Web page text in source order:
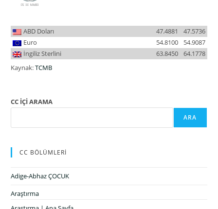
ABD Doları 47.5736
47.4881
Euro
54.9087
54.8100
İngiliz Sterlini
64.1778
63.8450
Kaynak:TCMB
CC İÇİ ARAMA
ARA
CC BÖLÜMLERİ
Adige-Abhaz ÇOCUK
Araştırma